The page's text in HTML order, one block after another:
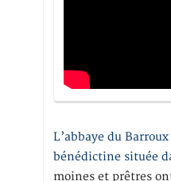
L’abbaye du
bénédictine située
moines et prêtres